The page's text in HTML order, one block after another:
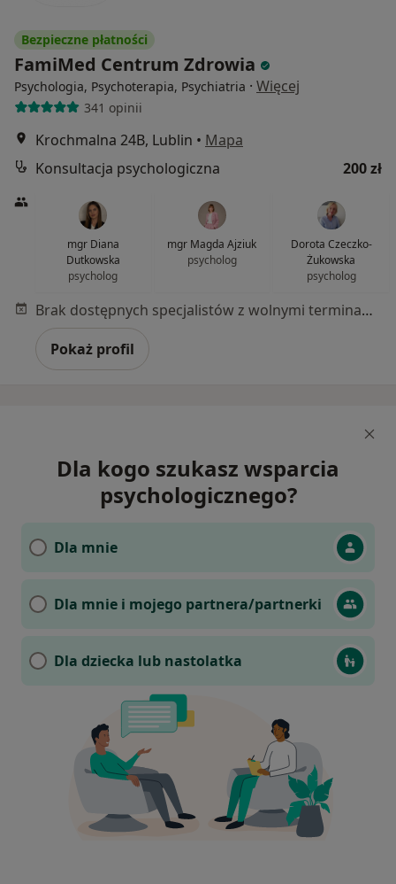
Bezpieczne płatności
FamiMed Centrum Zdrowia
Psychologia, Psychoterapia, Psychiatria · Więcej
341 opinii
Krochmalna 24B, Lublin • Mapa
Konsultacja psychologiczna
200 zł
mgr Diana
Dutkowska
psycholog
mgr Magda Ajziuk
psycholog
Dorota Czeczko-
Żukowska
psycholog
Brak dostępnych specjalistów z wolnymi terminami w tym centrum medycznym.
Pokaż profil
Dla kogo szukasz wsparcia
psychologicznego?
Dla mnie
Dla mnie i mojego partnera/partnerki
Dla dziecka lub nastolatka